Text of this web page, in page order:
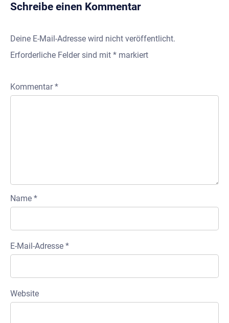
Schreibe einen Kommentar
Deine E-Mail-Adresse wird nicht veröffentlicht.
Erforderliche Felder sind mit * markiert
Kommentar*
Name *
E-Mail-Adresse *
Website